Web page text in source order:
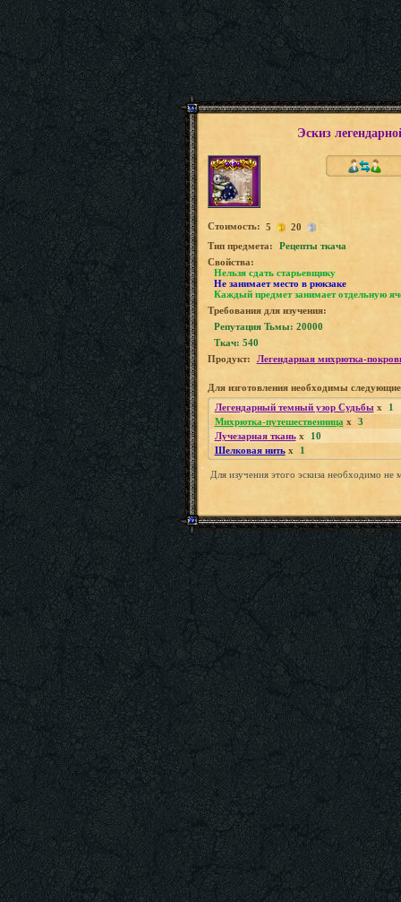
Эскиз
Стоимость: 5
20
Tип предмета:
Рецепты ткача
Свойства:
Нельзя сдать старьевщику
Не занимает место в рюкзаке
Каждый предмет занимает отдельную
Требования для изучения:
Репутация Тьмы: 20000
Ткач: 540
Продукт:
Легендарная михрютка-
Для изготовления необходимы
Легендарный темный узор Судьбыx
1
Михрютка-путешественница x
3
Лучезарная тканьx
10
Шелковая нитьx 1
Для изучения этого эскиза необходимо